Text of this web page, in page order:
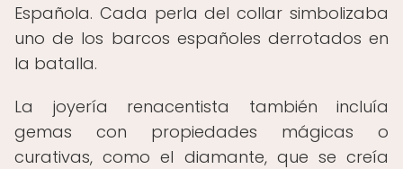
Española. Cada perla del collar simbolizaba
uno de los barcos españoles derrotados en
la batalla.
La joyería renacentista también incluía
gemas con propiedades mágicas o
curativas, como el diamante, que se creía